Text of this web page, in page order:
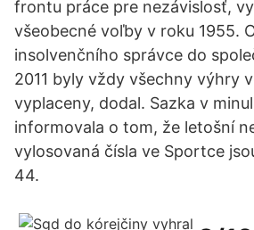
frontu práce pre nezávislosť,
všeobecné voľby v roku 1955.
insolvenčního správce do
2011 byly vždy všechny výhry
vyplaceny, dodal. Sazka v
informovala o tom, že letošní
vylosovaná čísla ve Sportce
44.